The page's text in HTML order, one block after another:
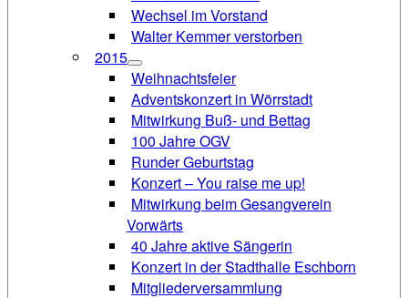
Wechsel im Vorstand
Walter Kemmer verstorben
2015
Weihnachtsfeier
Adventskonzert in Wörrstadt
Mitwirkung Buß- und Bettag
100 Jahre OGV
Runder Geburtstag
Konzert – You raise me up!
Mitwirkung beim Gesangverein
Vorwärts
40 Jahre aktive Sängerin
Konzert in der Stadthalle Eschborn
Mitgliederversammlung